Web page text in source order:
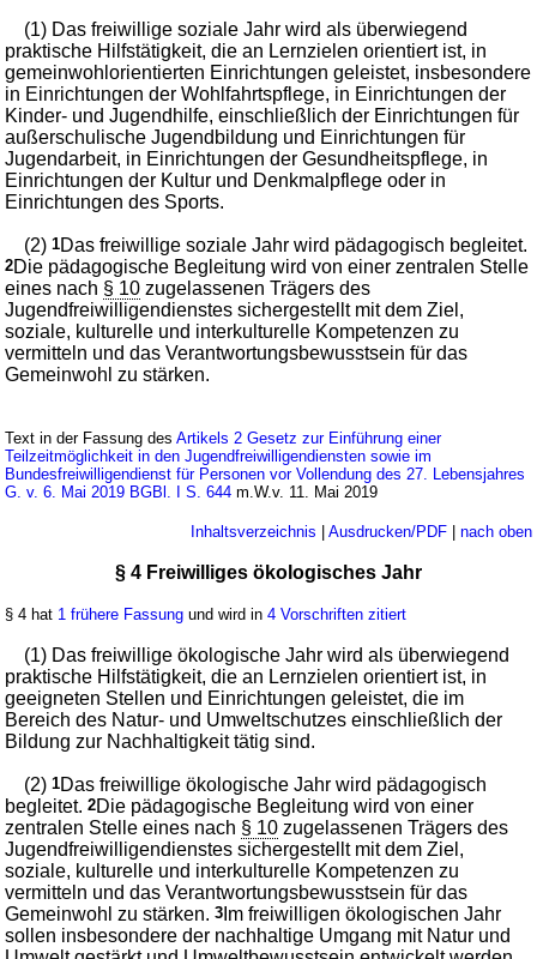
(1) Das freiwillige soziale Jahr wird als überwiegend
praktische Hilfstätigkeit, die an Lernzielen orientiert ist, in
gemeinwohlorientierten Einrichtungen geleistet, insbesondere
in Einrichtungen der Wohlfahrtspflege, in Einrichtungen der
Kinder- und Jugendhilfe, einschließlich der Einrichtungen für
außerschulische Jugendbildung und Einrichtungen für
Jugendarbeit, in Einrichtungen der Gesundheitspflege, in
Einrichtungen der Kultur und Denkmalpflege oder in
Einrichtungen des Sports.
(2)1Das freiwillige soziale Jahr wird pädagogisch begleitet.
2Die pädagogische Begleitung wird von einer zentralen Stelle
eines nach § 10 zugelassenen Trägers des
Jugendfreiwilligendienstes sichergestellt mit dem Ziel,
soziale, kulturelle und interkulturelle Kompetenzen zu
vermitteln und das Verantwortungsbewusstsein für das
Gemeinwohl zu stärken.
Text in der Fassung desArtikels 2 Gesetz zur Einführung einer
Teilzeitmöglichkeit in den Jugendfreiwilligendiensten sowie im
Bundesfreiwilligendienst für Personen vor Vollendung des 27. Lebensjahres
G. v. 6. Mai 2019 BGBl. I S. 644 m.W.v. 11. Mai 2019
Inhaltsverzeichnis | Ausdrucken/PDF| nach oben
§ 4 Freiwilliges ökologisches Jahr
§ 4 hat 1 frühere Fassung und wird in4 Vorschriften zitiert
(1) Das freiwillige ökologische Jahr wird als überwiegend
praktische Hilfstätigkeit, die an Lernzielen orientiert ist, in
geeigneten Stellen und Einrichtungen geleistet, die im
Bereich des Natur- und Umweltschutzes einschließlich der
Bildung zur Nachhaltigkeit tätig sind.
(2)1Das freiwillige ökologische Jahr wird pädagogisch
begleitet.2Die pädagogische Begleitung wird von einer
zentralen Stelle eines nach § 10 zugelassenen Trägers des
Jugendfreiwilligendienstes sichergestellt mit dem Ziel,
soziale, kulturelle und interkulturelle Kompetenzen zu
vermitteln und das Verantwortungsbewusstsein für das
Gemeinwohl zu stärken.3 Im freiwilligen ökologischen Jahr
sollen insbesondere der nachhaltige Umgang mit Natur und